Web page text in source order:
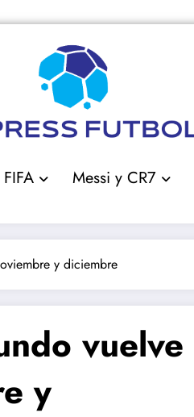
FIFA Messi y CR7
y diciembre
vuelve
y